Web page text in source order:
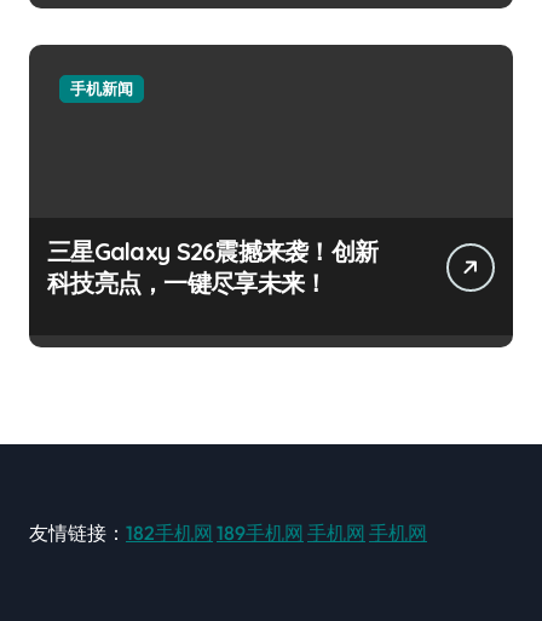
手机新闻
三星Galaxy S26震撼来袭！创新
科技亮点，一键尽享未来！
友情链接： 182手机网 189手机网 手机网 手机网